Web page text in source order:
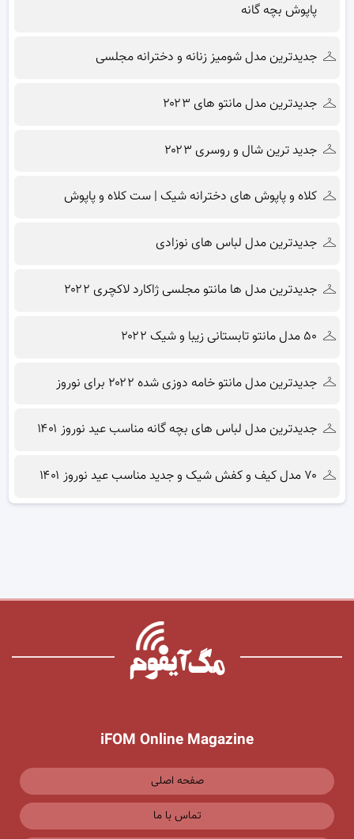
پاپوش بچه گانه
جدیدترین مدل شومیز زنانه و دخترانه مجلسی
جدیدترین مدل مانتو های ۲۰۲۳
جدید ترین شال و روسری ۲۰۲۳
کلاه و پاپوش های دخترانه شیک | ست کلاه و پاپوش
جدیدترین مدل لباس های نوزادی
جدیدترین مدل ها مانتو مجلسی ژاکارد لاکچری ۲۰۲۲
۵۰ مدل مانتو تابستانی زیبا و شیک ۲۰۲۲
جدیدترین مدل مانتو خامه دوزی شده ۲۰۲۲ برای نوروز
جدیدترین مدل لباس های بچه گانه مناسب عید نوروز ۱۴۰۱
۷۰ مدل کیف و کفش شیک و جدید مناسب عید نوروز ۱۴۰۱
iFOM Online Magazine
صفحه اصلی
تماس با ما